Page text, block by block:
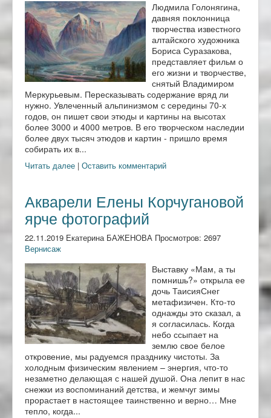
Людмила Голонягина,
давняя поклонница
творчества известного
алтайского художника
Бориса Суразакова,
представляет фильм о
его жизни и творчестве,
снятый Владимиром
Меркурьевым. Пересказывать содержание вряд ли
нужно. Увлеченный альпинизмом с середины 70-х
годов, он пишет свои этюды и картины на высотах
более 3000 и 4000 метров. В его творческом наследии
более двух тысяч этюдов и картин - пришло время
собирать их в...
Читать далее | Оставить комментарий
Акварели Елены Корчугановой
ярче фотографий
22.11.2019 Екатерина БАЖЕНОВА Просмотров: 2697
Вернисаж
Выставку «Мам, а ты
помнишь?» открыла ее
дочь ТаисияСнег
метафизичен. Кто-то
однажды это сказал, а
я согласилась. Когда
небо ссыпает на
землю свое белое
откровение, мы радуемся празднику чистоты. За
холодным физическим явлением – энергия, что-то
незаметно делающая с нашей душой. Она лепит в нас
снежки из воспоминаний детства, и жемчуг зимы
прорастает в настоящее таинственно и верно… Мне
тепло, когда...